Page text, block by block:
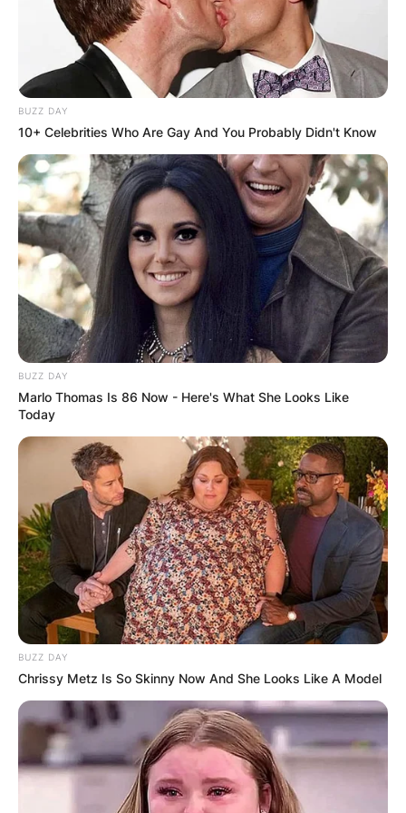
приказните за чудесни исцелувања и даваат
доверба на оваа легенда.
Ова е точна локација на Црн Камен:
КЛИКНИ ТУКА!
BUZZ DAY
10+ Celebrities Who Are Gay And You Probably Didn't Know
BUZZ DAY
Marlo Thomas Is 86 Now - Here's What She Looks Like
Today
BUZZ DAY
Chrissy Metz Is So Skinny Now And She Looks Like A Model